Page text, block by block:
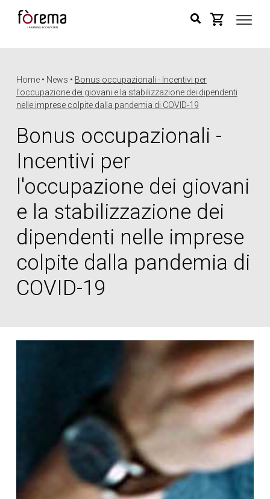
Home • News • Bonus occupazionali - Incentivi per
l'occupazione dei giovani e la stabilizzazione dei dipendenti
nelle imprese colpite dalla pandemia di COVID-19
Bonus occupazionali -
Incentivi per
l'occupazione dei giovani
e la stabilizzazione dei
dipendenti nelle imprese
colpite dalla pandemia di
COVID-19